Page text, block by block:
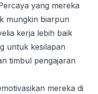
yang mereka
mungkin biarpun
kerja lebih baik
untuk kesilapan
timbul pengajaran
mereka di